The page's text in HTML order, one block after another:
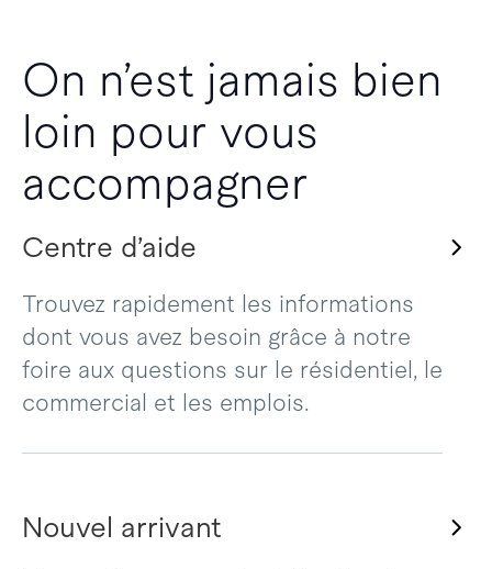
On n’est jamais bien
loin pour vous
accompagner
Centre d’aide
Trouvez rapidement les informations
dont vous avez besoin grâce à notre
foire aux questions sur le résidentiel, le
commercial et les emplois.
Nouvel arrivant